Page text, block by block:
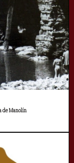
de Manolín